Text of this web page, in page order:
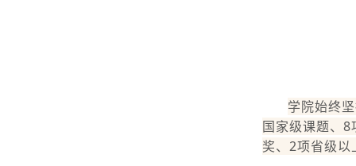
学院始终
国家级课题、
奖、2项省级